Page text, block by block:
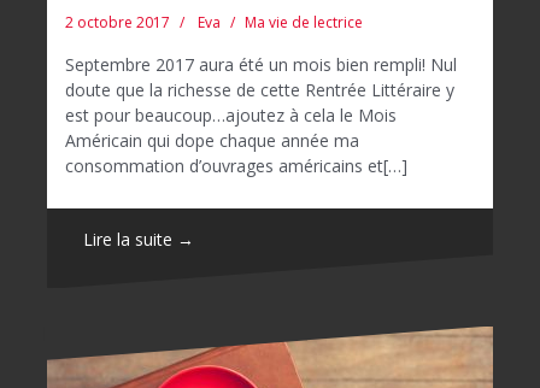
2 octobre 2017 Eva Ma vie de lectrice
Septembre 2017 aura été un mois bien rempli! Nul
doute que la richesse de cette Rentrée Littéraire y
est pour beaucoup…ajoutez à cela le Mois
Américain qui dope chaque année ma
consommation d’ouvrages américains et[…]
Lire la suite →